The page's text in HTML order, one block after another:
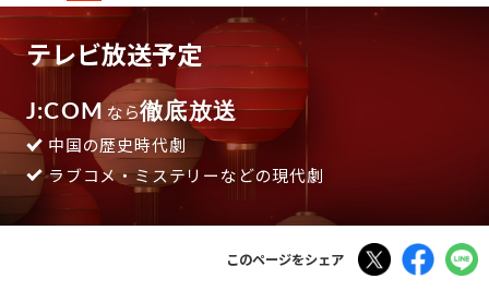
テレビ放送予定
J:COM なら徹底放送
中国の歴史時代劇
ラブコメ・ミステリーなどの現代劇
このページをシェア Tweet